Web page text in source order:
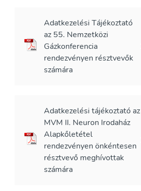
Adatkezelési Tájékoztató
az 55. Nemzetközi
Gázkonferencia
rendezvényen résztvevők
számára
Adatkezelési tájékoztató az
MVM II. Neuron Irodaház
Alapkőletétel
rendezvényen önkéntesen
résztvevő meghívottak
számára